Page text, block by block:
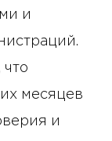
и
месяцев
и